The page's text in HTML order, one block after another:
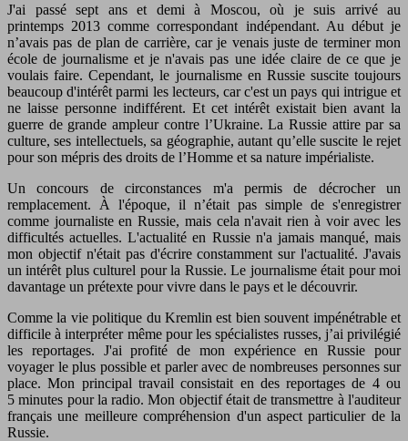
J'ai passé sept ans et demi à Moscou, où je suis arrivé au
printemps 2013 comme correspondant indépendant. Au début je
n’avais pas de plan de carrière, car je venais juste de terminer mon
école de journalisme et je n'avais pas une idée claire de ce que je
voulais faire. Cependant, le journalisme en Russie suscite toujours
beaucoup d'intérêt parmi les lecteurs, car c'est un pays qui intrigue et
ne laisse personne indifférent. Et cet intérêt existait bien avant la
guerre de grande ampleur contre l’Ukraine. La Russie attire par sa
culture, ses intellectuels, sa géographie, autant qu’elle suscite le rejet
pour son mépris des droits de l’Homme et sa nature impérialiste.
Un concours de circonstances m'a permis de décrocher un
remplacement. À l'époque, il n’était pas simple de s'enregistrer
comme journaliste en Russie, mais cela n'avait rien à voir avec les
difficultés actuelles. L'actualité en Russie n'a jamais manqué, mais
mon objectif n'était pas d'écrire constamment sur l'actualité. J'avais
un intérêt plus culturel pour la Russie. Le journalisme était pour moi
davantage un prétexte pour vivre dans le pays et le découvrir.
Comme la vie politique du Kremlin est bien souvent impénétrable et
difficile à interpréter même pour les spécialistes russes, j’ai privilégié
les reportages. J'ai profité de mon expérience en Russie pour
voyager le plus possible et parler avec de nombreuses personnes sur
place. Mon principal travail consistait en des reportages de 4 ou
5 minutes pour la radio. Mon objectif était de transmettre à l'auditeur
français une meilleure compréhension d'un aspect particulier de la
Russie.